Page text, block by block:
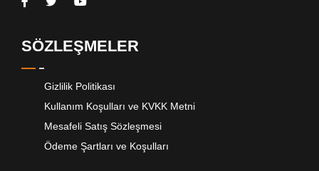
SÖZLEŞMELER
Gizlilik Politikası
Kullanım Koşulları ve KVKK Metni
Mesafeli Satış Sözleşmesi
Ödeme Şartları ve Koşulları